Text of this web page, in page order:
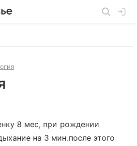
8 мес, при рождении
на 3 мин.после этого